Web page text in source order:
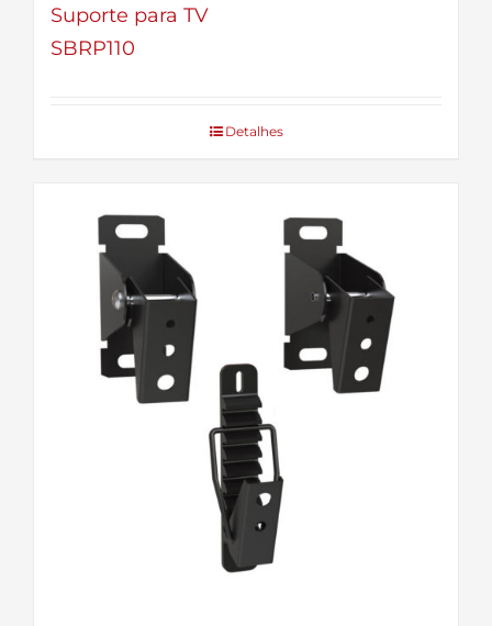
Suporte para TV
SBRP110
Detalhes